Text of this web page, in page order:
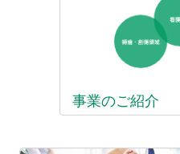
事業のご紹介